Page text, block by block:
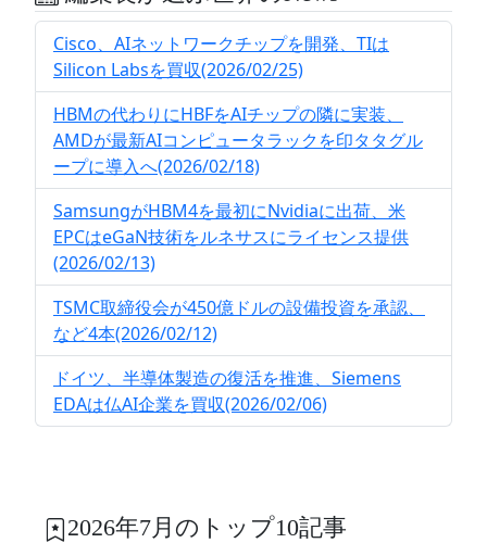
Cisco、AIネットワークチップを開発、TIは
Silicon Labsを買収(2026/02/25)
HBMの代わりにHBFをAIチップの隣に実装、
AMDが最新AIコンピュータラックを印タタグル
ープに導入へ(2026/02/18)
SamsungがHBM4を最初にNvidiaに出荷、米
EPCはeGaN技術をルネサスにライセンス提供
(2026/02/13)
TSMC取締役会が450億ドルの設備投資を承認、
など4本(2026/02/12)
ドイツ、半導体製造の復活を推進、Siemens
EDAは仏AI企業を買収(2026/02/06)
2026年7月のトップ10記事